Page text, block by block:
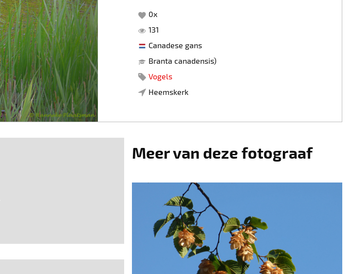
0x
131
Canadese gans
Branta canadensis)
Vogels
Heemskerk
Meer van deze fotograaf